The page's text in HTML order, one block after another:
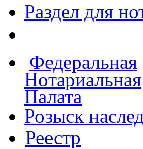
Раздел для
Федеральная
Нотариальная
Палата
Розыск
Реестр